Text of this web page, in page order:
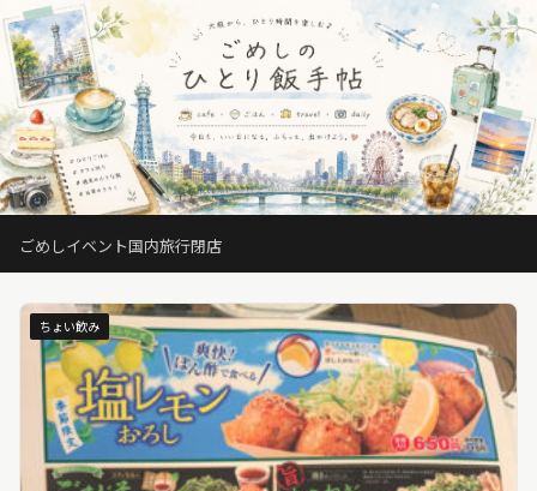
ごめしのひとり飯手帖
大阪を中心にカフェ・飲食店（ごめし）・旅行の体験レビュ
ごめしイベント国内旅行閉店
ちょい飲み